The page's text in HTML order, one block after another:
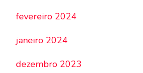
fevereiro 2024
janeiro 2024
dezembro 2023